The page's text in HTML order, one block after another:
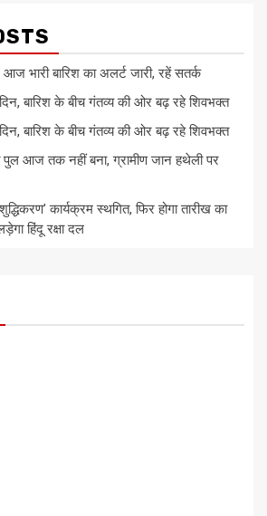
भारी बारिश का अलर्ट जारी, रहें सतर्क
बारिश के बीच गंतव्य की ओर बढ़ रहे शिवभक्त
बारिश के बीच गंतव्य की ओर बढ़ रहे शिवभक्त
आज तक नहीं बना, ग्रामीण जान हथेली पर
कार्यक्रम स्थगित, फिर होगा तारीख का
हिंदू रक्षा दल